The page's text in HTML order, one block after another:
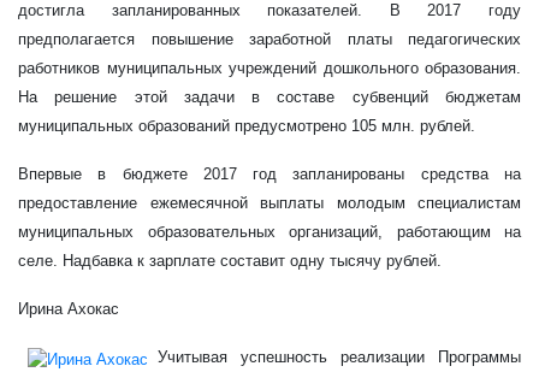
достигла запланированных показателей. В 2017 году
предполагается повышение заработной платы педагогических
работников муниципальных учреждений дошкольного образования.
На решение этой задачи в составе субвенций бюджетам
муниципальных образований предусмотрено 105 млн. рублей.
Впервые в бюджете 2017 год запланированы средства на
предоставление ежемесячной выплаты молодым специалистам
муниципальных образовательных организаций, работающим на
селе. Надбавка к зарплате составит одну тысячу рублей.
Ирина Ахокас
Учитывая успешность реализации Программы